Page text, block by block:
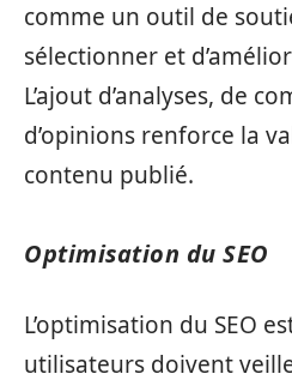
comme un outil de
sélectionner et
L’ajout d’analyses, de
d’opinions renforce la
contenu publié.
Optimisation du SEO
L’optimisation du SEO
utilisateurs doivent